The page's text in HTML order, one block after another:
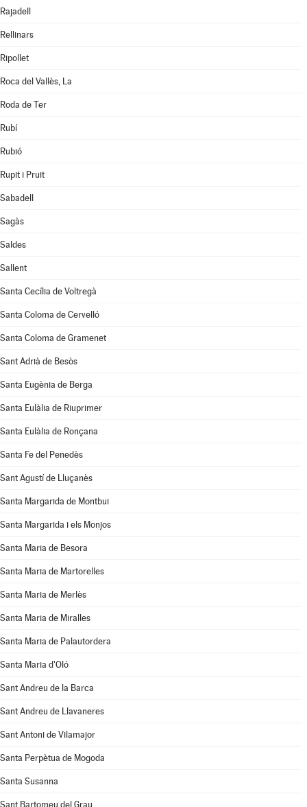
Rajadell
Rellinars
Ripollet
Roca del Vallès, La
Roda de Ter
Rubí
Rubió
Rupit i Pruit
Sabadell
Sagàs
Saldes
Sallent
Santa Cecília de Voltregà
Santa Coloma de Cervelló
Santa Coloma de Gramenet
Sant Adrià de Besòs
Santa Eugènia de Berga
Santa Eulàlia de Riuprimer
Santa Eulàlia de Ronçana
Santa Fe del Penedès
Sant Agustí de Lluçanès
Santa Margarida de Montbui
Santa Margarida i els Monjos
Santa Maria de Besora
Santa Maria de Martorelles
Santa Maria de Merlès
Santa Maria de Miralles
Santa Maria de Palautordera
Santa Maria d'Oló
Sant Andreu de la Barca
Sant Andreu de Llavaneres
Sant Antoni de Vilamajor
Santa Perpètua de Mogoda
Santa Susanna
Sant Bartomeu del Grau